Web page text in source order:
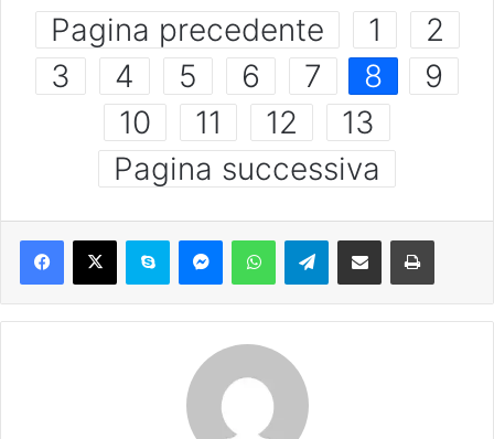
Pagina precedente 1
2
3
4 5 6 7 8
9
10
11 12
13
Pagina successiva